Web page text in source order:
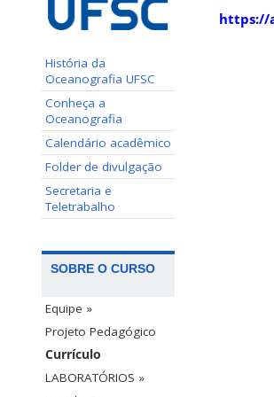
História da
Oceanografia UFSC
Conheça a
Oceanografia
Calendário acadêmico
Folder de divulgação
Secretaria e
Teletrabalho
SOBRE O CURSO
Equipe »
Projeto Pedagógico
Currículo
LABORATÓRIOS »
https://